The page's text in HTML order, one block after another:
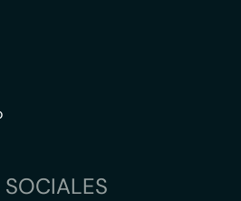
SOCIALES